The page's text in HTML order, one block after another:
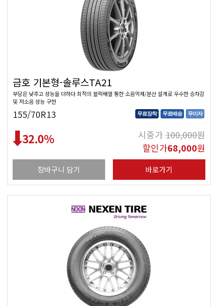
금호 기본형-솔루스TA21
부담은 낮추고 성능을 더하다 최적의 블럭배열 통한 소음억제/분산 설계로 우수한 승차감
및 저소음 성능 구현
155/70R13 무료장착 무료배송 무이자
32.0% 시중가100,000원
할인가68,000원
장바구니 담기 바로가기